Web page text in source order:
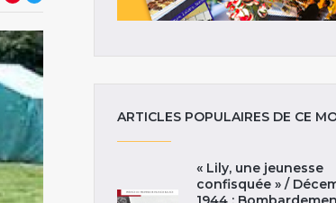
ARTICLES POPULAIRES DE CE
« Lily, une jeunesse
confisquée » /